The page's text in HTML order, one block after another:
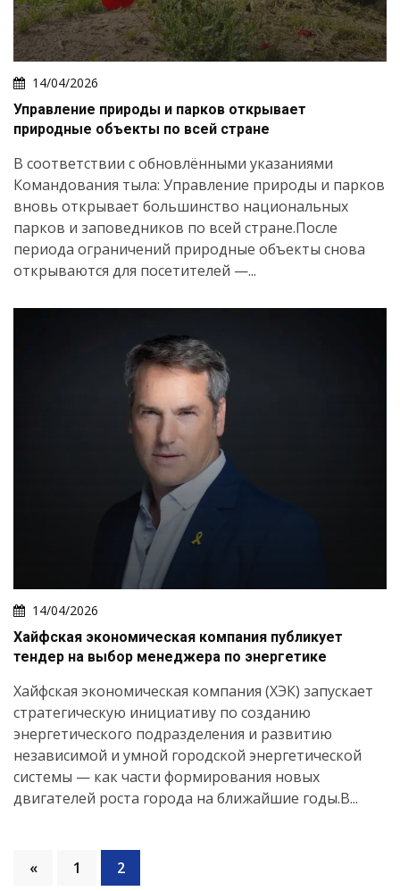
14/04/2026
Управление природы и парков открывает
природные объекты по всей стране
В соответствии с обновлёнными указаниями
Командования тыла: Управление природы и парков
вновь открывает большинство национальных
парков и заповедников по всей стране.После
периода ограничений природные объекты снова
открываются для посетителей —...
14/04/2026
Хайфская экономическая компания публикует
тендер на выбор менеджера по энергетике
Хайфская экономическая компания (ХЭК) запускает
стратегическую инициативу по созданию
энергетического подразделения и развитию
независимой и умной городской энергетической
системы — как части формирования новых
двигателей роста города на ближайшие годы.В...
« 1 2